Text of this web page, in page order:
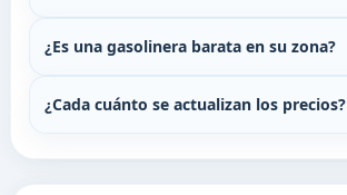
¿Es una gasolinera barata en su zona?
¿Cada cuánto se actualizan los precios?